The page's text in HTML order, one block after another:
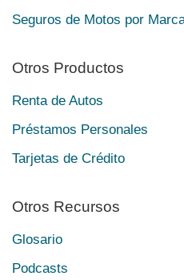
Seguros de Motos por
Otros Productos
Renta de Autos
Préstamos Personales
Tarjetas de Crédito
Otros Recursos
Glosario
Podcasts